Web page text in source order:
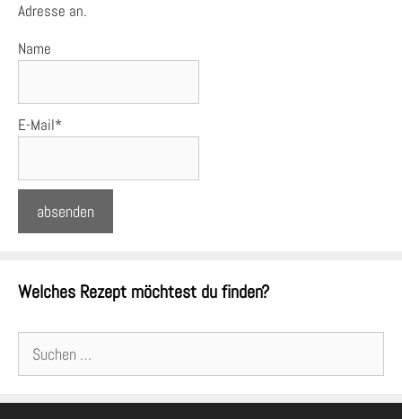
Adresse an.
Name
E-Mail*
Welches Rezept möchtest du finden?
nach: